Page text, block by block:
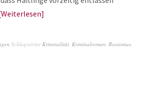
Weiterlesen
SchlagwörterKriminalität, Kriminalroman, Rassismus,